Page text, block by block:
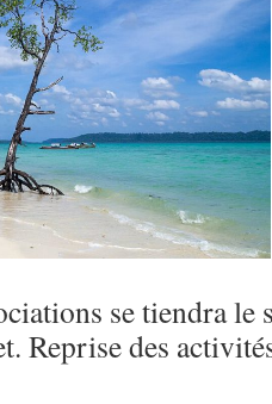
se tiendra le
Reprise des